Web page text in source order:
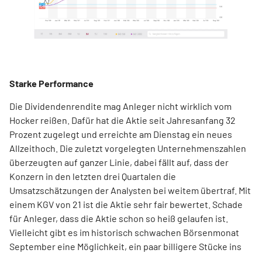
Starke Performance
Die Dividendenrendite mag Anleger nicht wirklich vom
Hocker reißen. Dafür hat die Aktie seit Jahresanfang 32
Prozent zugelegt und erreichte am Dienstag ein neues
Allzeithoch. Die zuletzt vorgelegten Unternehmenszahlen
überzeugten auf ganzer Linie, dabei fällt auf, dass der
Konzern in den letzten drei Quartalen die
Umsatzschätzungen der Analysten bei weitem übertraf. Mit
einem KGV von 21 ist die Aktie sehr fair bewertet. Schade
für Anleger, dass die Aktie schon so heiß gelaufen ist.
Vielleicht gibt es im historisch schwachen Börsenmonat
September eine Möglichkeit, ein paar billigere Stücke ins